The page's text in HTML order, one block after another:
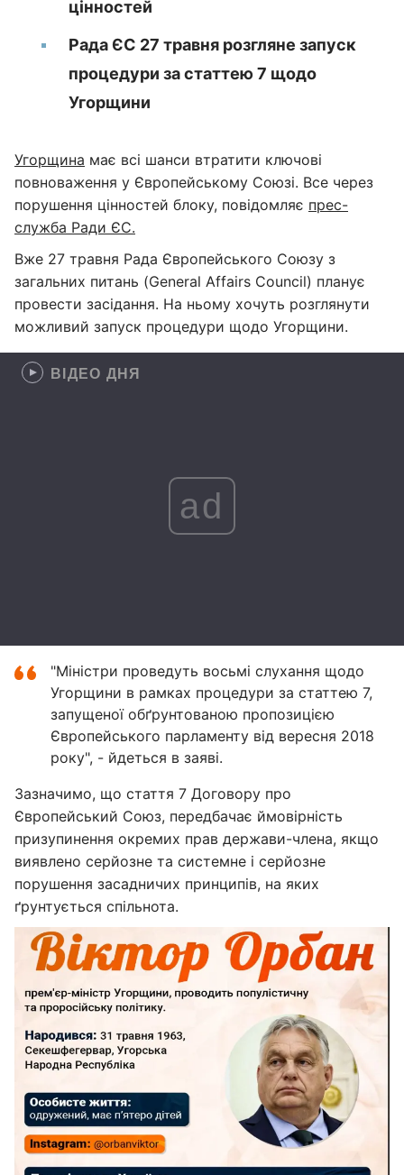
цінностей
Рада ЄС 27 травня розгляне запуск
процедури за статтею 7 щодо
Угорщини
Угорщина має всі шанси втратити ключові
повноваження у Європейському Союзі. Все через
порушення цінностей блоку, повідомляє прес-
служба Ради ЄС.
Вже 27 травня Рада Європейського Союзу з
загальних питань (General Affairs Council) планує
провести засідання. На ньому хочуть розглянути
можливий запуск процедури щодо Угорщини.
ВІДЕО ДНЯ
ad
"Міністри проведуть восьмі слухання щодо
Угорщини в рамках процедури за статтею 7,
запущеної обґрунтованою пропозицією
Європейського парламенту від вересня 2018
року", - йдеться в заяві.
Зазначимо, що стаття 7 Договору про
Європейський Союз, передбачає ймовірність
призупинення окремих прав держави-члена, якщо
виявлено серйозне та системне і серйозне
порушення засадничих принципів, на яких
ґрунтується спільнота.